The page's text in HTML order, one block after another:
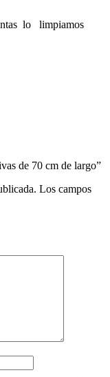
lo limpiamos
de 70 cm de largo”
Los campos